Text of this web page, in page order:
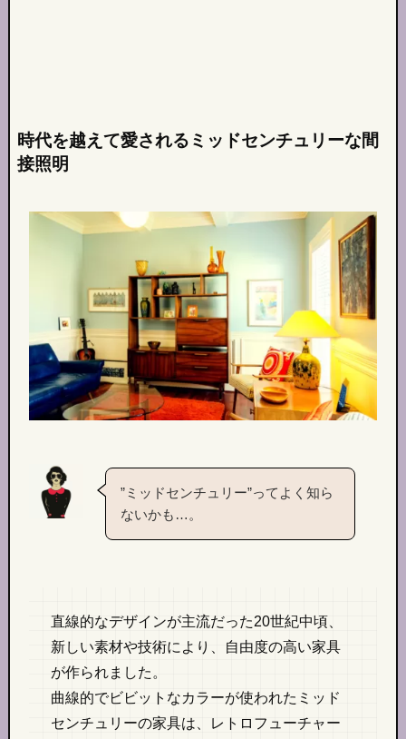
時代を越えて愛されるミッドセンチュリーな間
接照明
”ミッドセンチュリー”ってよく知ら
ないかも…。
直線的なデザインが主流だった20世紀中頃、
新しい素材や技術により、自由度の高い家具
が作られました。
曲線的でビビットなカラーが使われたミッド
センチュリーの家具は、レトロフューチャー